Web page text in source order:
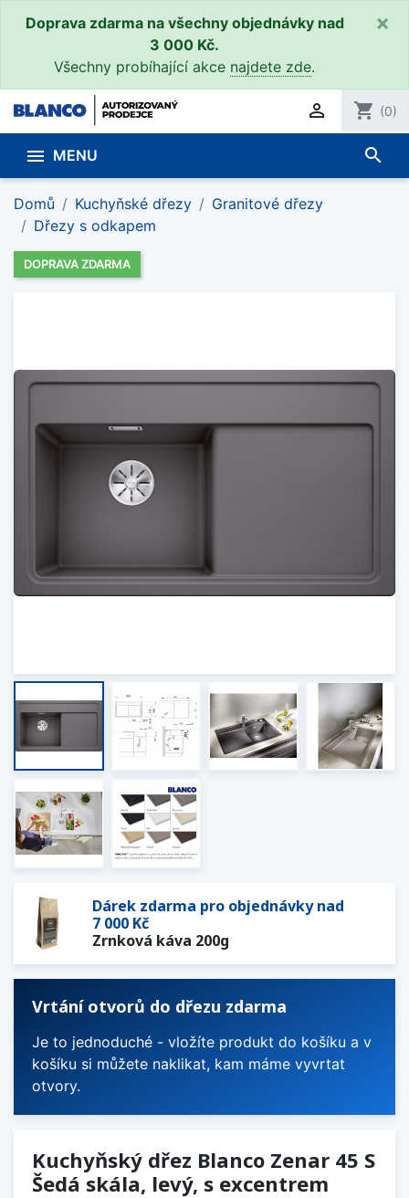
Doprava zdarma na všechny objednávky nad
3 000 Kč.
Všechny probíhající akce najdete zde.
×
 shopping_cart (0)
 MENU search
Domů Kuchyňské dřezy
Granitové dřezy
Dřezy s odkapem
DOPRAVA ZDARMA
Dárek zdarma pro objednávky nad
7 000 Kč
Zrnková káva 200g
Vrtání otvorů do dřezu zdarma
Je to jednoduché - vložíte produkt do košíku a v
košíku si můžete naklikat, kam máme vyvrtat
otvory.
Kuchyňský dřez Blanco Zenar 45 S
Šedá skála, levý, s excentrem